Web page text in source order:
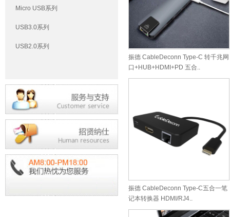
Micro USB系列
USB3.0系列
USB2.0系列
振德 CableDeconn Type-C 转千兆网
口+HUB+HDMI+PD 五合..
振德 CableDeconn Type-C五合一笔
记本转换器 HDMI/RJ4..